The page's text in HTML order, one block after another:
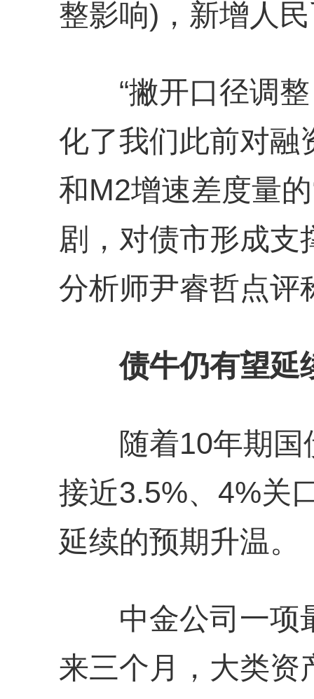
整影响)，新增人
“撇开口径调整
化了我们此前对融
和M2增速差度量
剧，对债市形成支
分析师尹睿哲点评
债牛仍有望延
随着10年期国
接近3.5%、4%关
延续的预期升温。
中金公司一项
来三个月，大类资